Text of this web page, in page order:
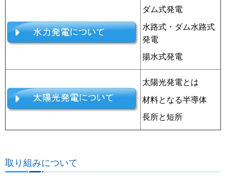
ダム式発電
水路式・ダム水路式
発電
揚水式発電
太陽光発電とは
材料となる半導体
長所と短所
取り組みについて